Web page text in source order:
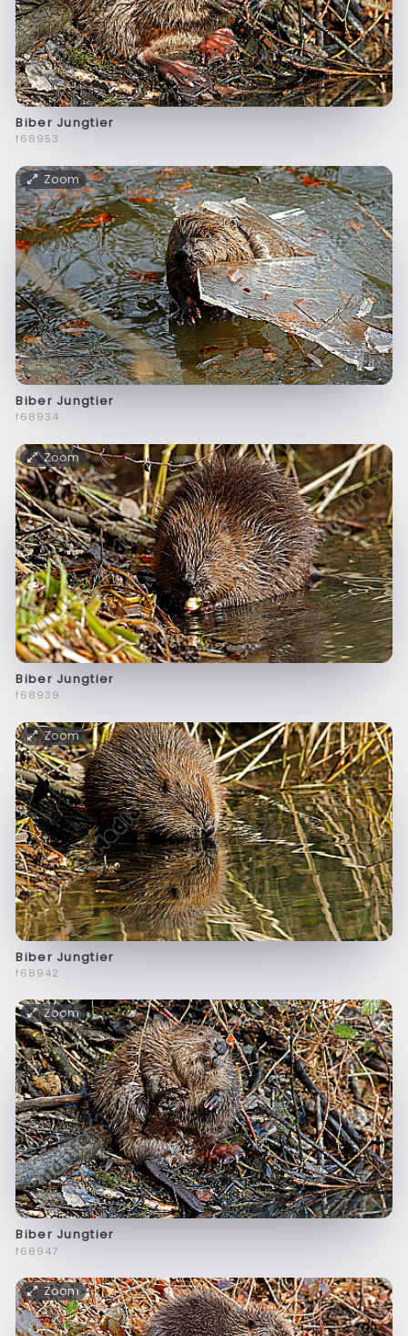
Biber Jungtier
f68953
Zoom
Biber Jungtier
f68934
Zoom
Biber Jungtier
f68939
Zoom
Biber Jungtier
f68942
Zoom
Biber Jungtier
f68947
Zoom